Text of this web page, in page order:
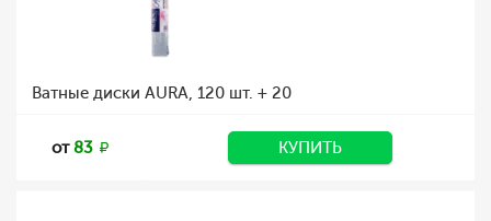
Ватные диски AURA, 120 шт. + 20
от83 КУПИТЬ